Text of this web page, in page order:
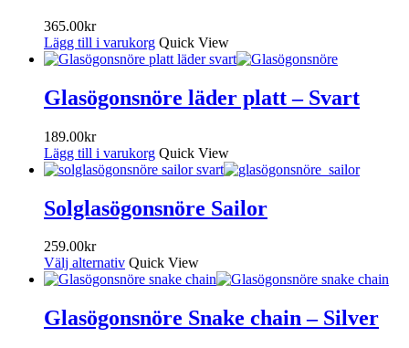
365.00kr
Lägg till i varukorg Quick View
Glasögonsnöre läder platt – Svart
189.00kr
Lägg till i varukorg Quick View
Solglasögonsnöre Sailor
259.00kr
Välj alternativ Quick View
Glasögonsnöre Snake chain – Silver